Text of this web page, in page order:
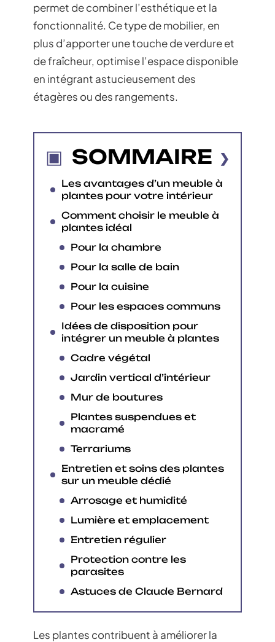
permet de combiner l’esthétique et la
fonctionnalité. Ce type de mobilier, en
plus d’apporter une touche de verdure et
de fraîcheur, optimise l’espace disponible
en intégrant astucieusement des
étagères ou des rangements.
SOMMAIRE
Les avantages d’un meuble à
plantes pour votre intérieur
Comment choisir le meuble à
plantes idéal
Pour la chambre
Pour la salle de bain
Pour la cuisine
Pour les espaces communs
Idées de disposition pour
intégrer un meuble à plantes
Cadre végétal
Jardin vertical d’intérieur
Mur de boutures
Plantes suspendues et
macramé
Terrariums
Entretien et soins des plantes
sur un meuble dédié
Arrosage et humidité
Lumière et emplacement
Entretien régulier
Protection contre les
parasites
Astuces de Claude Bernard
Les plantes contribuent à améliorer la